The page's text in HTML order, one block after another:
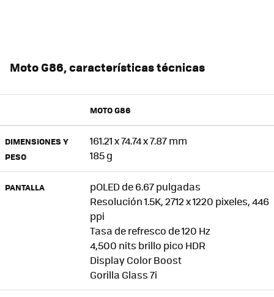
Moto G86, características técnicas
MOTO G86
DIMENSIONES Y
PESO
161.21 x 74.74 x 7.87 mm
185 g
PANTALLA
pOLED de 6.67 pulgadas
Resolución 1.5K, 2712 x 1220 pixeles, 446
ppi
Tasa de refresco de 120 Hz
4,500 nits brillo pico HDR
Display Color Boost
Gorilla Glass 7i